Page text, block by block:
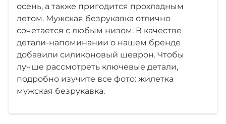
осень, а также пригодится прохладным
летом. Мужская безрукавка отлично
сочетается с любым низом. В качестве
детали-напоминании о нашем бренде
добавили силиконовый шеврон. Чтобы
лучше рассмотреть ключевые детали,
подробно изучите все фото: жилетка
мужская безрукавка.